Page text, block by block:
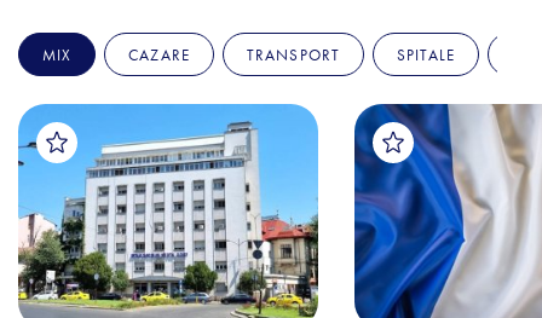
MIX CAZARE TRANSPORT SPITALE